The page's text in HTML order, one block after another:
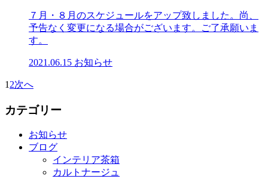
７月・８月のスケジュールをアップ致しました。尚、
予告なく変更になる場合がございます。ご了承願いま
す。
2021.06.15 お知らせ
1 2次へ
カテゴリー
お知らせ
ブログ
インテリア茶箱
カルトナージュ